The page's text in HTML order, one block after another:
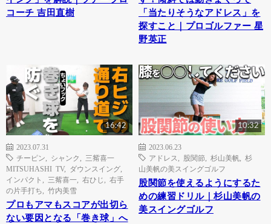
コーチ 吉田直樹
「当たりそうなアドレス」を
探すこと｜プロゴルファー 星
野英正
16:42
2023.07.31
チーピン
シャンク
三觜喜一
MITSUHASHI TV, ダウンスイング
インパクト
三觜喜一 右ひじ
右手
の片手打ち
竹内美雪
プロもアマもスコアが出切ら
ない要因となる「巻き球」へ
10:32
2023.06.23
アドレス
股関節 杉山美帆
杉
山美帆の美スイングゴルフ
股関節を使えるようにするた
めの練習ドリル｜杉山美帆の
美スイングゴルフ